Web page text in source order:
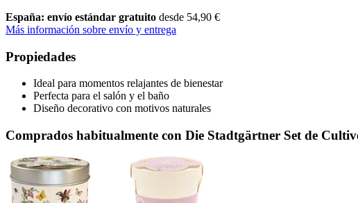
España: envío estándar gratuito desde 54,90 €
Más información sobre envío y entrega
Propiedades
Ideal para momentos relajantes de bienestar
Perfecta para el salón y el baño
Diseño decorativo con motivos naturales
Comprados habitualmente con Die Stadtgärtner Set de